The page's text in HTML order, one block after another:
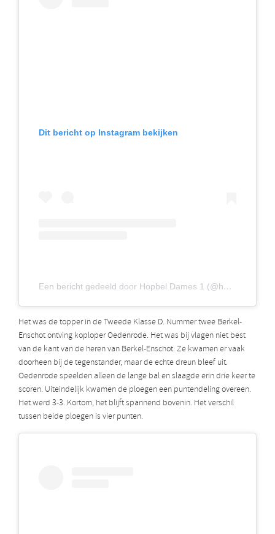
Dit bericht op Instagram bekijken
Een bericht gedeeld door Hopbel Dames 1 (@hopbeldames1)
Het was de topper in de Tweede Klasse D. Nummer twee Berkel-
Enschot ontving koploper Oedenrode. Het was bij vlagen niet best
van de kant van de heren van Berkel-Enschot. Ze kwamen er vaak
doorheen bij de tegenstander, maar de echte dreun bleef uit.
Oedenrode speelden alleen de lange bal en slaagde erin drie keer te
scoren. Uiteindelijk kwamen de ploegen een puntendeling overeen.
Het werd 3-3. Kortom, het blijft spannend bovenin. Het verschil
tussen beide ploegen is vier punten.